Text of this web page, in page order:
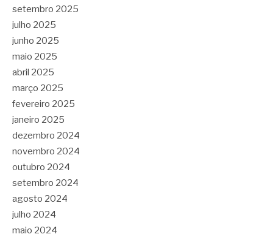
setembro 2025
julho 2025
junho 2025
maio 2025
abril 2025
março 2025
fevereiro 2025
janeiro 2025
dezembro 2024
novembro 2024
outubro 2024
setembro 2024
agosto 2024
julho 2024
maio 2024